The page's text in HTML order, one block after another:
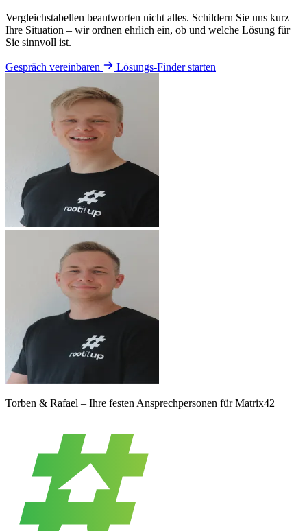
Vergleichstabellen beantworten nicht alles. Schildern Sie uns kurz
Ihre Situation – wir ordnen ehrlich ein, ob und welche Lösung für
Sie sinnvoll ist.
Gespräch vereinbaren Lösungs-Finder starten
Torben & Rafael – Ihre festen Ansprechpersonen für Matrix42